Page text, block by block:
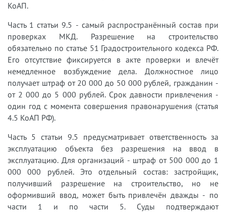
КоАП.
Часть 1 статьи 9.5 - самый распространённый состав при
проверках МКД. Разрешение на строительство
обязательно по статье 51 Градостроительного кодекса РФ.
Его отсутствие фиксируется в акте проверки и влечёт
немедленное возбуждение дела. Должностное лицо
получает штраф от 20 000 до 50 000 рублей, гражданин -
от 2 000 до 5 000 рублей. Срок давности привлечения -
один год с момента совершения правонарушения (статья
4.5 КоАП РФ).
Часть 5 статьи 9.5 предусматривает ответственность за
эксплуатацию объекта без разрешения на ввод в
эксплуатацию. Для организаций - штраф от 500 000 до 1
000 000 рублей. Это отдельный состав: застройщик,
получивший разрешение на строительство, но не
оформивший ввод, может быть привлечён дважды - по
части 1 и по части 5. Суды подтверждают